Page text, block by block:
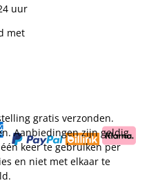
uur
met
gratis verzonden.
Aanbiedingen zijn geldig
keer te gebruiken per
en niet met elkaar te